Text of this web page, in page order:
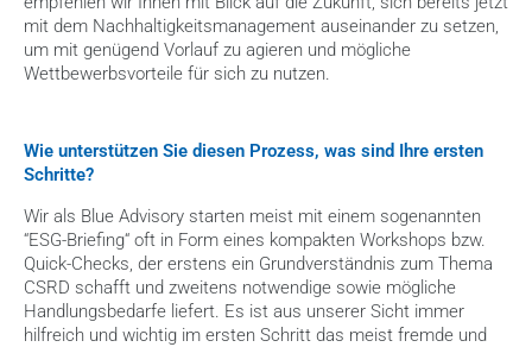
mit dem Nachhaltigkeitsmanagement auseinander zu setzen,
um mit genügend Vorlauf zu agieren und mögliche
Wettbewerbsvorteile für sich zu nutzen.
Wie unterstützen Sie diesen Prozess, was sind Ihre ersten
Schritte?
Wir als Blue Advisory starten meist mit einem sogenannten
“ESG-Briefing“ oft in Form eines kompakten Workshops bzw.
Quick-Checks, der erstens ein Grundverständnis zum Thema
CSRD schafft und zweitens notwendige sowie mögliche
Handlungsbedarfe liefert. Es ist aus unserer Sicht immer
hilfreich und wichtig im ersten Schritt das meist fremde und